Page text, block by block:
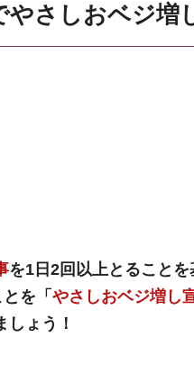
さしおベジ増
を1日2回以上とること
を「 やさしおベジ増し
しょう！